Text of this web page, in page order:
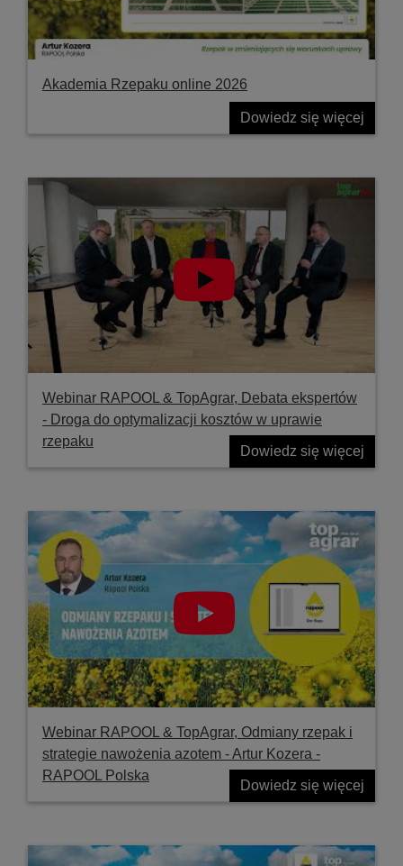
Akademia Rzepaku online 2026
Dowiedz się więcej
Webinar RAPOOL & TopAgrar, Debata ekspertów
- Droga do optymalizacji kosztów w uprawie
rzepaku
Dowiedz się więcej
Webinar RAPOOL & TopAgrar, Odmiany rzepak i
strategie nawożenia azotem - Artur Kozera -
RAPOOL Polska
Dowiedz się więcej